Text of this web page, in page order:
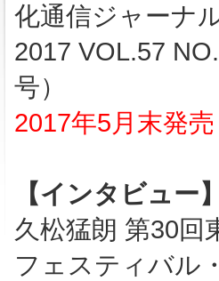
化通信ジャーナル
2017 VOL.57
号）
2017年5月末発売
【インタビュー】
久松猛朗 第30回
フェスティバル